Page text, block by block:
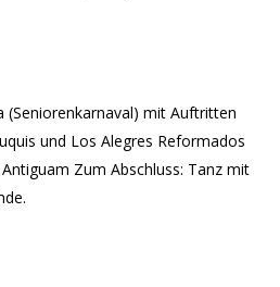
(Seniorenkarnaval) mit Auftritten
und Los Alegres Reformados
Zum Abschluss: Tanz mit